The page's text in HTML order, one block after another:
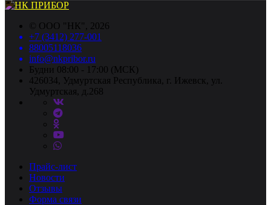
© ООО "НК", 2026
+7 (3412) 277-001
88005118036
info@nkpribor.ru
Будни 08:00 - 17:00 (МСК)
426034, Удмуртская Республика, г. Ижевск, ул.
Удмуртская, д.268
Прайс-лист
Новости
Отзывы
Форма связи